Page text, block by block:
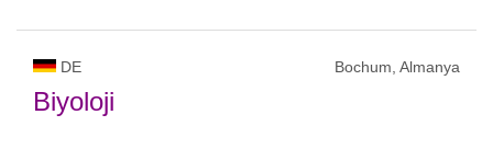
DE Bochum, Almanya
Biyoloji